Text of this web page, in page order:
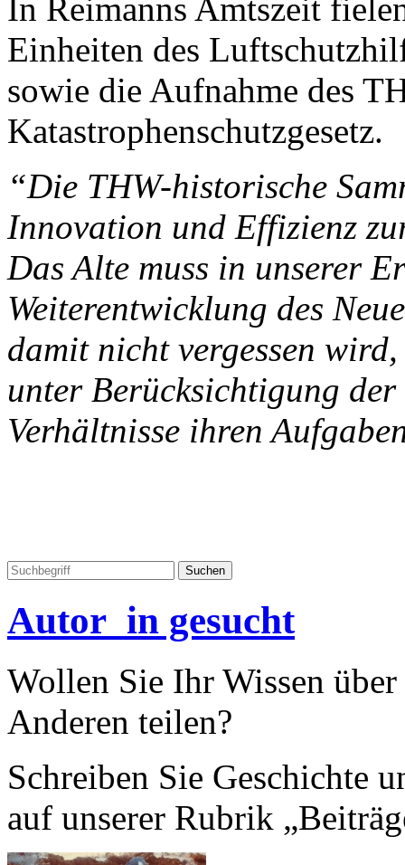
In Reimanns Amtszeit
Einheiten des
sowie die Aufnahme des
Katastrophenschutzgesetz.
“Die THW-historische
Innovation und Effizienz
Das Alte muss in unserer
Weiterentwicklung des
damit nicht vergessen
unter Berücksichtigung
Verhältnisse ihren
Autor_in gesucht
Wollen Sie Ihr Wissen
Anderen teilen?
Schreiben Sie Geschichte
auf unserer Rubrik